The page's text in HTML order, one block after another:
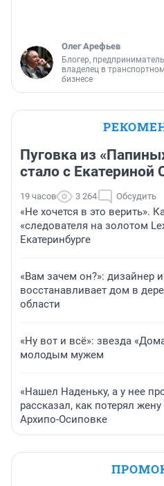
Олег Арефьев
Блогер,
владелец в транспортном
бизнесе
Пуговка из
стало с Екатериной
19 часов 3 264 Обсудить
«Не хочется в это верить».
«следователя на золотом
Екатеринбурге
«Вам зачем он?»: дизайнер
восстанавливает дом в
области
«Ну вот и всё»: звезда
молодым мужем
«Нашел Наденьку, а у нее
рассказал, как потерял
Архипо-Осиповке